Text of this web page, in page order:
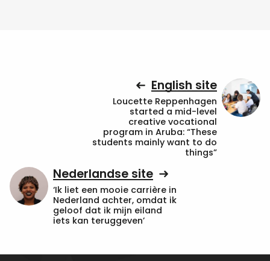
English site
Loucette Reppenhagen
started a mid-level
creative vocational
program in Aruba: “These
students mainly want to do
things”
Nederlandse site
‘Ik liet een mooie carrière in
Nederland achter, omdat ik
geloof dat ik mijn eiland
iets kan teruggeven’